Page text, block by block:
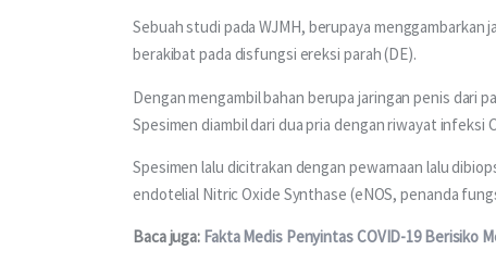
Sebuah studi pada WJMH, berupaya menggambarkan
berakibat pada disfungsi ereksi parah (DE).
Dengan mengambil bahan berupa jaringan penis dari
Spesimen diambil dari dua pria dengan riwayat infeksi
Spesimen lalu dicitrakan dengan pewarnaan lalu
endotelial Nitric Oxide Synthase (eNOS, penanda
Baca juga: Fakta Medis Penyintas COVID-19 Berisiko